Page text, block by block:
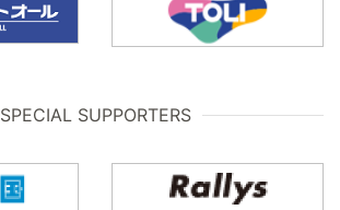
SPECIAL SUPPORTERS